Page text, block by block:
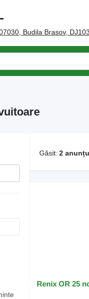
Budila Brasov,
Găsit: 2
Renix OR 25